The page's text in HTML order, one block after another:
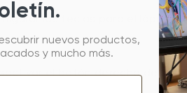
las teclas para el lápiz y el
el botón derecho del
nuevos productos,
y mucho más.